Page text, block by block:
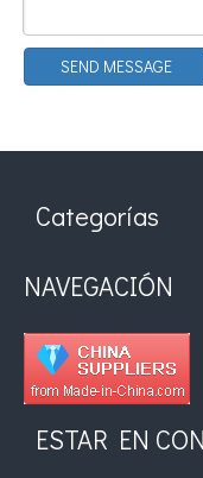
SEND MESSAGE
Categorías
NAVEGACIÓN
ESTAR EN